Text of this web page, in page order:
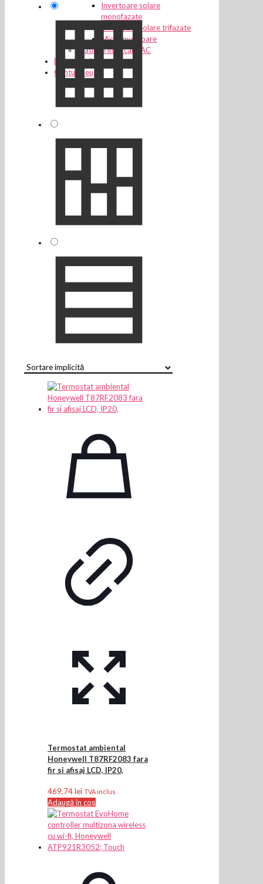
Invertoare solare
monofazate
Invertoare solare trifazate
Microinvertoare
Statii de incarcare AC
Despre noi
Contul meu
Termostat ambiental
Honeywell T87RF2083 fara
fir si afisaj LCD, IP20,
469,74lei TVA inclus
Adaugă în coș